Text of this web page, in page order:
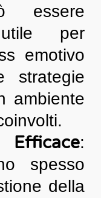
essere
utile per
emotivo
strategie
ambiente
Efficace:
spesso
della